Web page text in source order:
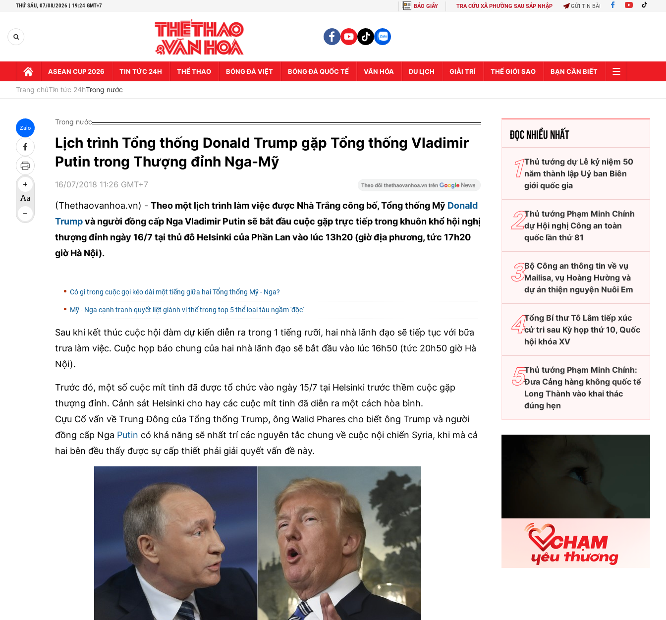
THỨ SÁU, 07/08/2026 | 19:24 GMT+7 BÁO GIẤY TRA CỨU XÃ PHƯỜNG SAU SÁP NHẬP GỬI TIN BÀI
ASEAN CUP 2026 TIN TỨC 24H THỂ THAO BÓNG ĐÁ VIỆT BÓNG ĐÁ QUỐC TẾ VĂN HÓA DU LỊCH GIẢI TRÍ THẾ GIỚI SAO BẠN CẦN BIẾT
Trang chủTin tức 24hTrong nước
Zalo
Trong nước
Lịch trình Tổng thống Donald Trump gặp Tổng thống Vladimir
Putin trong Thượng đỉnh Nga-Mỹ
16/07/2018 11:26 GMT+7
(Thethaovanhoa.vn) - Theo một lịch trình làm việc được Nhà Trắng công bố, Tổng thống Mỹ Donald
Trumpvà người đồng cấp Nga Vladimir Putin sẽ bắt đầu cuộc gặp trực tiếp trong khuôn khổ hội nghị
thượng đỉnh ngày 16/7 tại thủ đô Helsinki của Phần Lan vào lúc 13h20 (giờ địa phương, tức 17h20
giờ Hà Nội).
Có gì trong cuộc gọi kéo dài một tiếng giữa hai Tổng thống Mỹ - Nga?
Mỹ - Nga cạnh tranh quyết liệt giành vị thế trong top 5 thể loại tàu ngầm 'độc'
Sau khi kết thúc cuộc hội đàm dự kiến diễn ra trong 1 tiếng rưỡi, hai nhà lãnh đạo sẽ tiếp tục với bữa
trưa làm việc. Cuộc họp báo chung của hai nhà lãnh đạo sẽ bắt đầu vào lúc 16h50 (tức 20h50 giờ Hà
Nội).
Trước đó, một số cuộc mít tinh đã được tổ chức vào ngày 15/7 tại Helsinki trước thềm cuộc gặp
thượng đỉnh. Cảnh sát Helsinki cho hay các cuộc mít tinh đã diễn ra một cách hòa bình.
Cựu Cố vấn về Trung Đông của Tổng thống Trump, ông Walid Phares cho biết ông Trump và người
đồng cấp Nga Putin có khả năng sẽ nhất trí các nguyên tắc chung về cuộc nội chiến Syria, khi mà cả
hai bên đều thấy được sự cấp thiết phải giải quyết vấn đề này.
ĐỌC NHIỀU NHẤT
Thủ tướng dự Lễ kỷ niệm 50
năm thành lập Uỷ ban Biên
giới quốc gia
Thủ tướng Phạm Minh Chính
dự Hội nghị Công an toàn
quốc lần thứ 81
Bộ Công an thông tin về vụ
Mailisa, vụ Hoàng Hường và
dự án thiện nguyện Nuôi Em
Tổng Bí thư Tô Lâm tiếp xúc
cử tri sau Kỳ họp thứ 10, Quốc
hội khóa XV
Thủ tướng Phạm Minh Chính:
Đưa Cảng hàng không quốc tế
Long Thành vào khai thác
đúng hẹn